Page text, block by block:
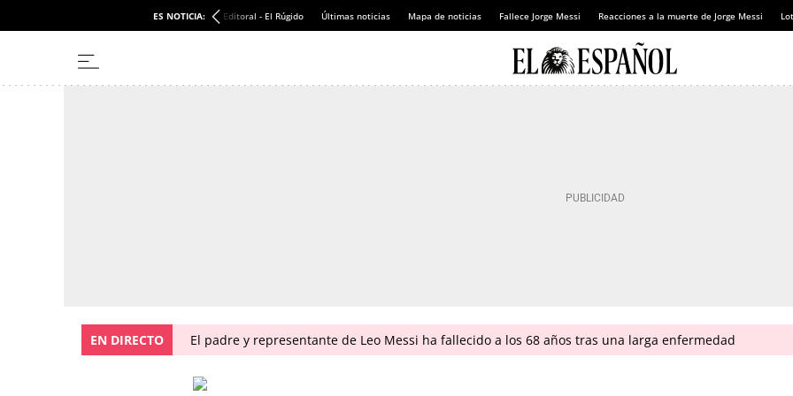
ES NOTICIA: Editoral - El Rúgido Últimas noticias Mapa de noticias Fallece Jorge Messi Reacciones a la muerte de Jorge Messi
EN DIRECTO El padre y representante de Leo Messi ha fallecido a los 68 años tras una larga enfermedad